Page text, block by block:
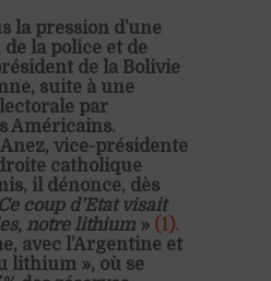
la pression d’une
la police et de
de la Bolivie
suite à une
par
Américains.
vice-présidente
catholique
il dénonce, dès
Ce coup d’Etat visait
notre lithium » (1).
avec l’Argentine et
lithium », où se